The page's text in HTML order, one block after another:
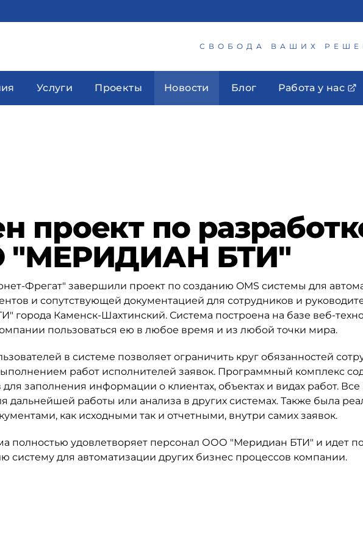
СВОБОДА ВАШИХ
Услуги Проекты Новости Блог Работа у нас
проект по
"МЕРИДИАН БТИ"
Фрегат" завершили проект по созданию OMS системы для
и сопутствующей документацией для сотрудников и
Каменск-Шахтинский. Система построена на базе веб-
пользоваться ею в любое время и из любой точки мира.
в системе позволяет ограничить круг обязанностей
работ исполнителей заявок. Программный комплекс
заполнения информации о клиентах, объектах и видах работ. Все
дальнейшей работы или анализа в других системах. Также была
как исходными так и отчетными, внутри самих заявок.
полностью удовлетворяет персонал ООО "Меридиан БТИ" и идет
для автоматизации других бизнес процессов компании.